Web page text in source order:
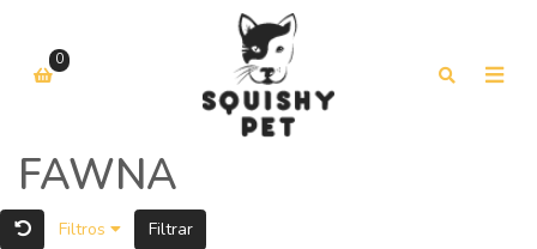
0
FAWNA
Filtros
Filtrar